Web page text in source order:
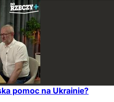
pomoc na Ukrainie?